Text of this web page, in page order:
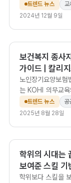
트렌드 뉴스 교
2024년 12월 9일
보건복지 종사
가이드 | 칼리
노인장기요양보
는 KOHI 의무교육
과태료·급여비
트렌드 뉴스 공
2025년 8월 28일
학위의 시대는
보여준 스킬 기
학위보다 스킬을